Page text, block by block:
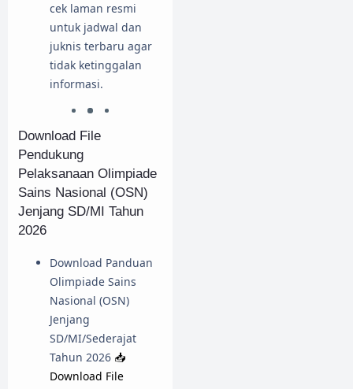
cek laman resmi
untuk jadwal dan
juknis terbaru agar
tidak ketinggalan
informasi.
Download File
Pendukung
Pelaksanaan Olimpiade
Sains Nasional (OSN)
Jenjang SD/MI Tahun
2026
Download Panduan
Olimpiade Sains
Nasional (OSN)
Jenjang
SD/MI/Sederajat
Tahun 2026 📥
Download File